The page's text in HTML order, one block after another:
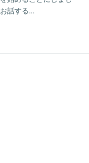
話する...